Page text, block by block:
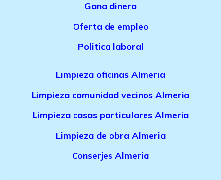
Gana dinero
Oferta de empleo
Politica laboral
Limpieza oficinas Almeria
Limpieza comunidad vecinos Almeria
Limpieza casas particulares Almeria
Limpieza de obra Almeria
Conserjes Almeria